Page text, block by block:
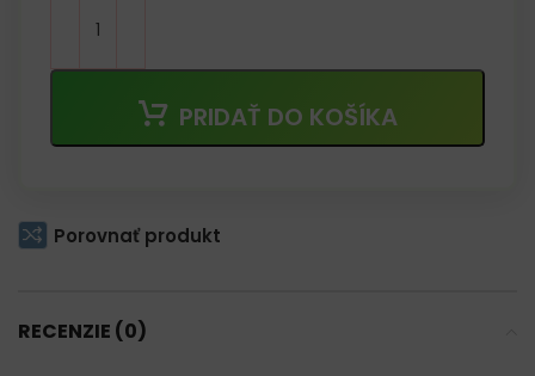
PRIDAŤ DO KOŠÍKA
Porovnať produkt
RECENZIE (0)